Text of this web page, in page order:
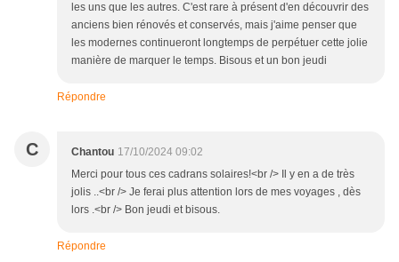
les uns que les autres. C'est rare à présent d'en découvrir des
anciens bien rénovés et conservés, mais j'aime penser que
les modernes continueront longtemps de perpétuer cette jolie
manière de marquer le temps. Bisous et un bon jeudi
Répondre
C Chantou 17/10/2024 09:02
Merci pour tous ces cadrans solaires!<br /> Il y en a de très
jolis ..<br /> Je ferai plus attention lors de mes voyages , dès
lors .<br /> Bon jeudi et bisous.
Répondre